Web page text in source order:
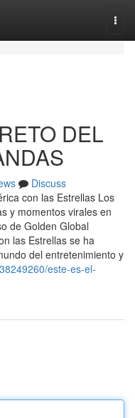
DEL
Discuss
con las Estrellas Los
y momentos virales en
de Golden Global
las Estrellas se ha
del entretenimiento y
este-es-el-